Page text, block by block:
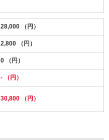
28,000 （円）
2,800 （円）
0 （円）
- （円）
30,800 （円）